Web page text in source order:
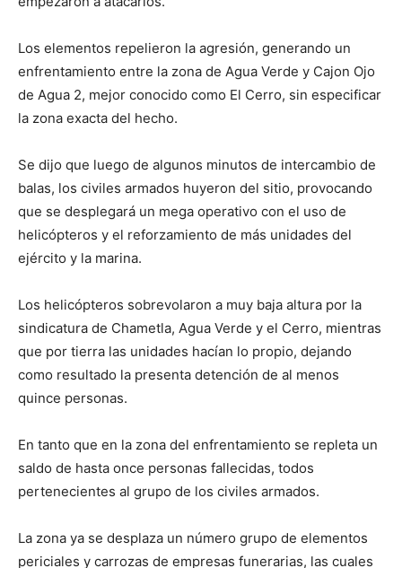
Los elementos repelieron la agresión, generando un
enfrentamiento entre la zona de Agua Verde y Cajon Ojo
de Agua 2, mejor conocido como El Cerro, sin especificar
la zona exacta del hecho.
Se dijo que luego de algunos minutos de intercambio de
balas, los civiles armados huyeron del sitio, provocando
que se desplegará un mega operativo con el uso de
helicópteros y el reforzamiento de más unidades del
ejército y la marina.
Los helicópteros sobrevolaron a muy baja altura por la
sindicatura de Chametla, Agua Verde y el Cerro, mientras
que por tierra las unidades hacían lo propio, dejando
como resultado la presenta detención de al menos
quince personas.
En tanto que en la zona del enfrentamiento se repleta un
saldo de hasta once personas fallecidas, todos
pertenecientes al grupo de los civiles armados.
La zona ya se desplaza un número grupo de elementos
periciales y carrozas de empresas funerarias, las cuales